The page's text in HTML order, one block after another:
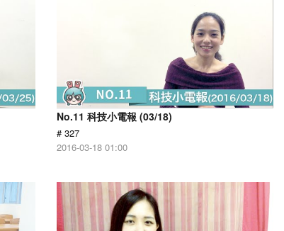
No.11 科技小電報 (03/18)
# 327
2016-03-18 01:00